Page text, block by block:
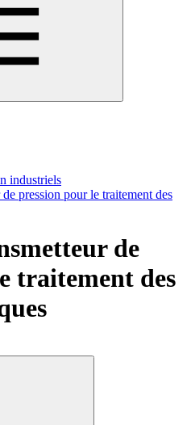
industriels
pression pour le traitement des
de
traitement des